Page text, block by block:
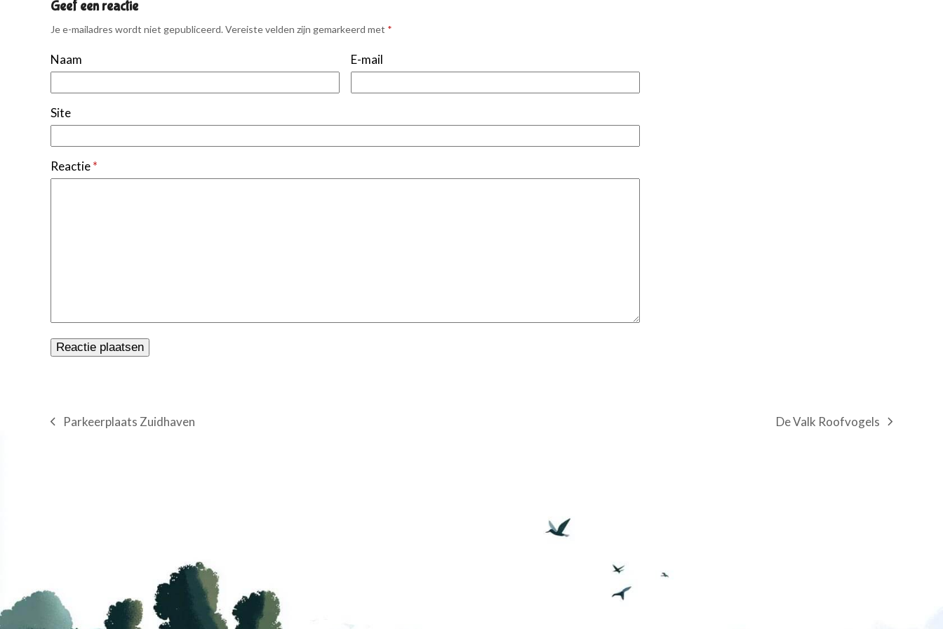
Geef een reactie
Je e-mailadres wordt niet gepubliceerd. Vereiste velden zijn gemarkeerd met *
Naam E-mail
Site
Reactie*
previous
Parkeerplaats Zuidhaven
next
De Valk Roofvogels